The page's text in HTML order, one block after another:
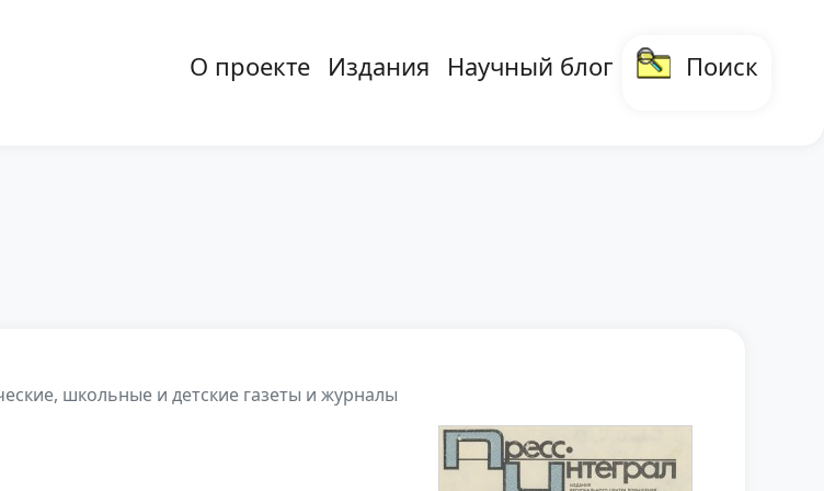
Основная навигация
О проекте Издания Научный блог Поиск
школьные и детские газеты и журналы